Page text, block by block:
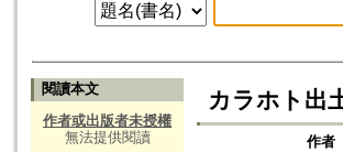
閱讀本文
作者或出版者未授權
無法提供閱讀
カラホト出
作者